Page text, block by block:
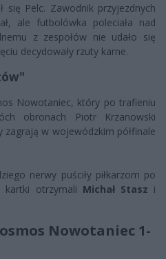
się Pelc. Zawodnik przyjezdnych
ale futbolówka poleciała nad
z zespołów nie udało się
decydowały rzuty karne.
Nowotaniec, który po trafieniu
obronach Piotr Krzanowski
zagrają w wojewódzkim półfinale
nerwy puściły piłkarzom po
kartki otrzymali Michał Stasz i
Nowotaniec 1-